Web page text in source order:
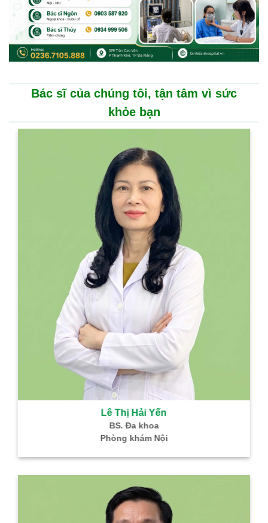
Bác sĩ của chúng tôi, tận tâm vì sức
khỏe bạn
Lê Thị Hải Yến
BS. Đa khoa
Phòng khám Nội